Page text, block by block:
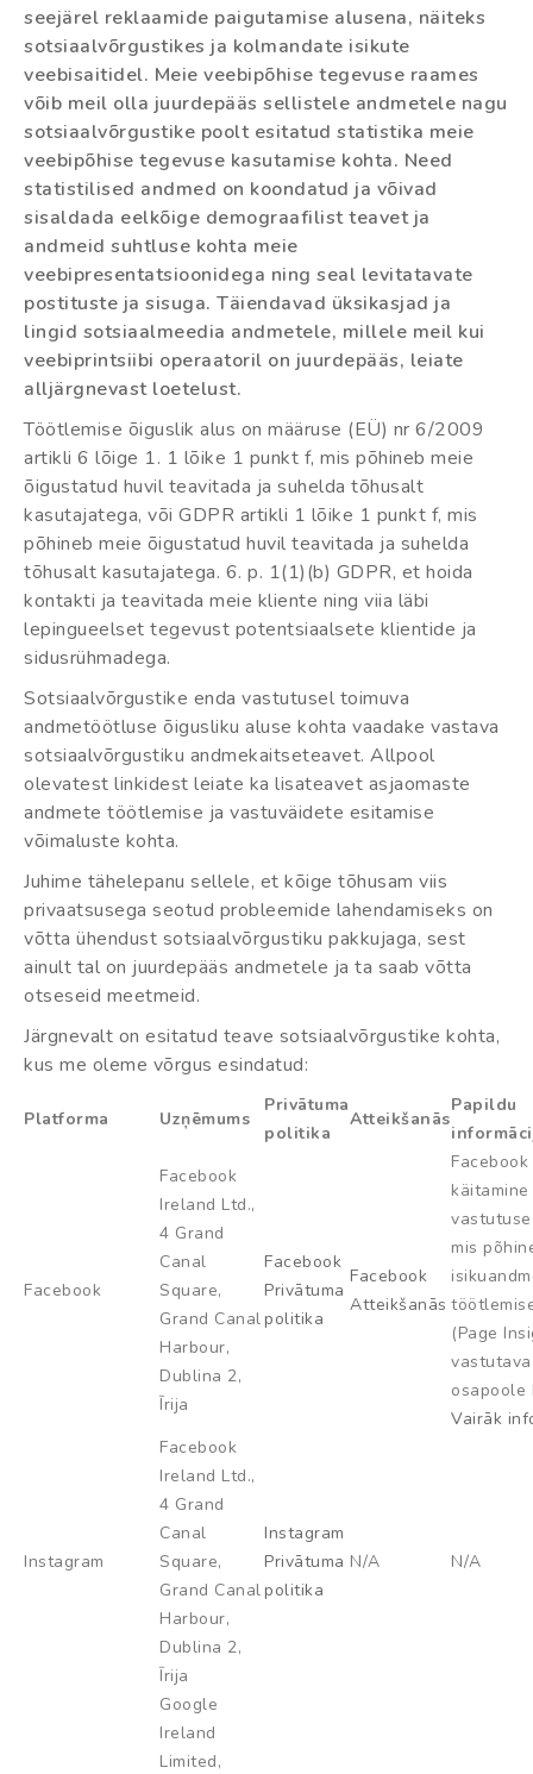
seejärel reklaamide paigutamise alusena, näiteks
sotsiaalvõrgustikes ja kolmandate isikute
veebisaitidel. Meie veebipõhise tegevuse raames
võib meil olla juurdepääs sellistele andmetele nagu
sotsiaalvõrgustike poolt esitatud statistika meie
veebipõhise tegevuse kasutamise kohta. Need
statistilised andmed on koondatud ja võivad
sisaldada eelkõige demograafilist teavet ja
andmeid suhtluse kohta meie
veebipresentatsioonidega ning seal levitatavate
postituste ja sisuga. Täiendavad üksikasjad ja
lingid sotsiaalmeedia andmetele, millele meil kui
veebiprintsiibi operaatoril on juurdepääs, leiate
alljärgnevast loetelust.
Töötlemise õiguslik alus on määruse (EÜ) nr 6/2009
artikli 6 lõige 1. 1 lõike 1 punkt f, mis põhineb meie
õigustatud huvil teavitada ja suhelda tõhusalt
kasutajatega, või GDPR artikli 1 lõike 1 punkt f, mis
põhineb meie õigustatud huvil teavitada ja suhelda
tõhusalt kasutajatega. 6. p. 1(1)(b) GDPR, et hoida
kontakti ja teavitada meie kliente ning viia läbi
lepingueelset tegevust potentsiaalsete klientide ja
sidusrühmadega.
Sotsiaalvõrgustike enda vastutusel toimuva
andmetöötluse õigusliku aluse kohta vaadake vastava
sotsiaalvõrgustiku andmekaitseteavet. Allpool
olevatest linkidest leiate ka lisateavet asjaomaste
andmete töötlemise ja vastuväidete esitamise
võimaluste kohta.
Juhime tähelepanu sellele, et kõige tõhusam viis
privaatsusega seotud probleemide lahendamiseks on
võtta ühendust sotsiaalvõrgustiku pakkujaga, sest
ainult tal on juurdepääs andmetele ja ta saab võtta
otseseid meetmeid.
Järgnevalt on esitatud teave sotsiaalvõrgustike kohta,
kus me oleme võrgus esindatud:
Platforma Uzņēmums
Privātuma
politika
Atteikšanās
Papildu
Facebook
Facebook
Ireland Ltd.,
4 Grand
Canal
Square,
Grand Canal
Harbour,
Dublina 2,
Īrija
Facebook
Privātuma
politika
Facebook
Atteikšanās
mis
(Page
vastutava
osapoole
Vairāk
Instagram
Facebook
Ireland Ltd.,
4 Grand
Canal
Square,
Grand Canal
Harbour,
Dublina 2,
Īrija
Instagram
Privātuma
politika
N/A N/A
Google
Ireland
Limited,